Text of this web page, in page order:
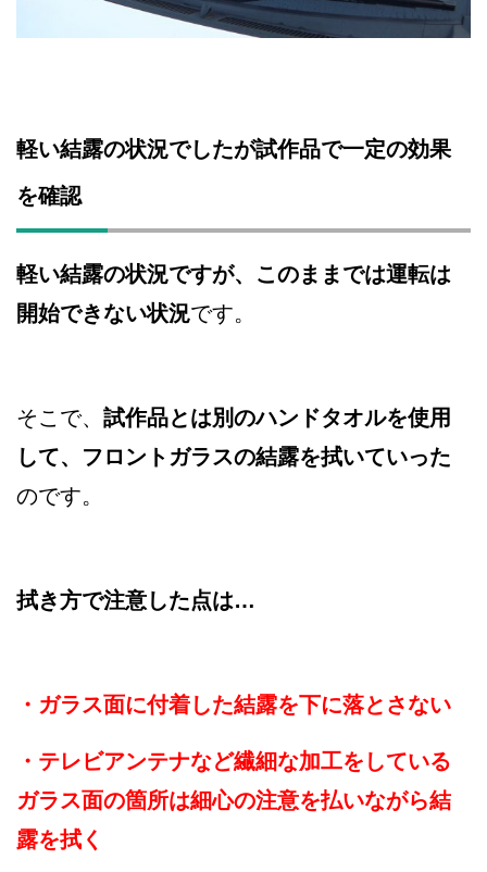
軽い結露の状況でしたが試作品で一定の効果
を確認
軽い結露の状況ですが、このままでは運転は
開始できない状況です。
そこで、 試作品とは別のハンドタオルを使用
して、フロントガラスの結露を拭いていった
のです。
拭き方で注意した点は…
・ガラス面に付着した結露を下に落とさない
・テレビアンテナなど繊細な加工をしている
ガラス面の箇所は細心の注意を払いながら結
露を拭く